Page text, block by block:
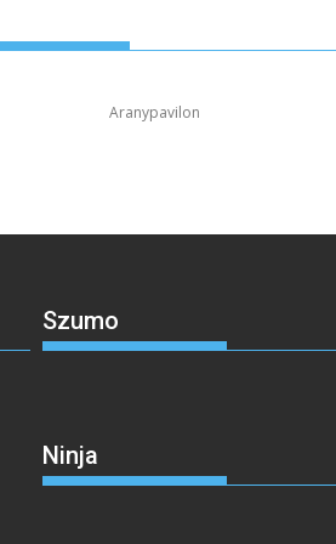
Aranypavilon
Szumo
Ninja